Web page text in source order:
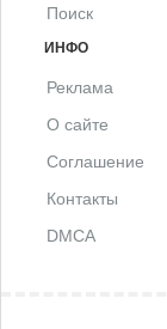
Поиск
ИНФО
Реклама
О сайте
Соглашение
Контакты
DMCA